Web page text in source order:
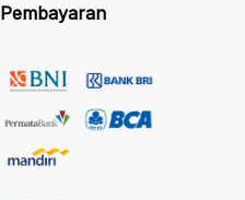
Pembayaran